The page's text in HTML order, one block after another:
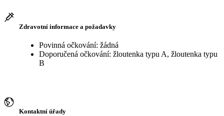
Zdravotní informace a požadavky
Povinná očkování: žádná
Doporučená očkování: žloutenka typu A, žloutenka typu
B
Kontaktní úřady